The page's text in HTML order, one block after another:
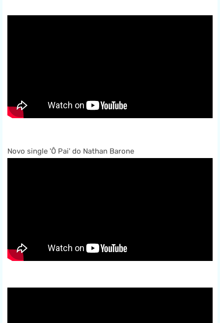
Novo single 'Ô Pai' do Nathan Barone